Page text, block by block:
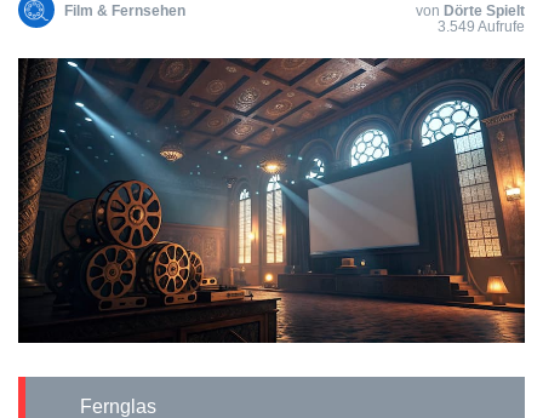
Film & Fernsehen von Dörte Spielt
3.549 Aufrufe
Fernglas